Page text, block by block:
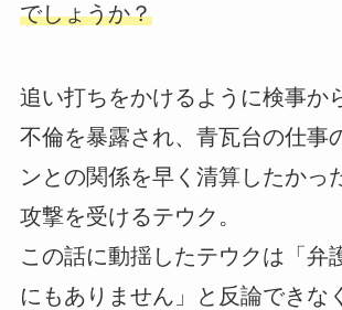
でしょうか？
追い打ちをかけるように検事か
不倫を暴露され、青瓦台の仕事
ンとの関係を早く清算したかっ
攻撃を受けるテウク。
この話に動揺したテウクは「弁
にもありません」と反論できな